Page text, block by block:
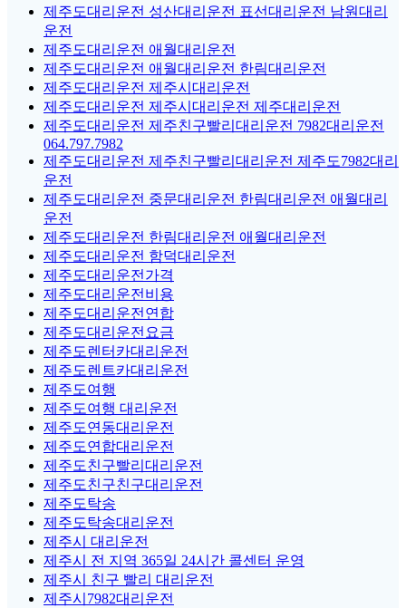
제주도대리운전 성산대리운전 표선대리운전 남원대리
운전
제주도대리운전 애월대리운전
제주도대리운전 애월대리운전 한림대리운전
제주도대리운전 제주시대리운전
제주도대리운전 제주시대리운전 제주대리운전
제주도대리운전 제주친구빨리대리운전 7982대리운전
064.797.7982
제주도대리운전 제주친구빨리대리운전 제주도7982대리
운전
제주도대리운전 중문대리운전 한림대리운전 애월대리
운전
제주도대리운전 한림대리운전 애월대리운전
제주도대리운전 함덕대리운전
제주도대리운전가격
제주도대리운전비용
제주도대리운전연합
제주도대리운전요금
제주도렌터카대리운전
제주도렌트카대리운전
제주도여행
제주도여행 대리운전
제주도연동대리운전
제주도연합대리운전
제주도친구빨리대리운전
제주도친구친구대리운전
제주도탁송
제주도탁송대리운전
제주시 대리운전
제주시 전 지역 365일 24시간 콜센터 운영
제주시 친구 빨리 대리운전
제주시7982대리운전